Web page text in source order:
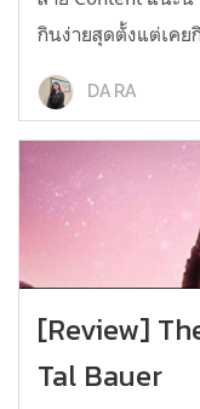
กินง่ายสุดตั้งแต่เคย
DA RA
[Review]
Tal Bauer